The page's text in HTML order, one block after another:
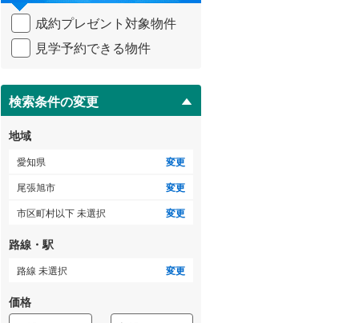
を
イ
ペ
ジ
に
保
存
す
る
成約プレゼント対象物件
見学予約できる物件
検索条件の変更
地域
愛知県 変更
尾張旭市 変更
市区町村以下 未選択 変更
路線・駅
路線 未選択 変更
価格
あま市
西春日井郡豊山町(1 )
知多郡阿久比町(
知多郡美浜町
北設楽郡設楽町